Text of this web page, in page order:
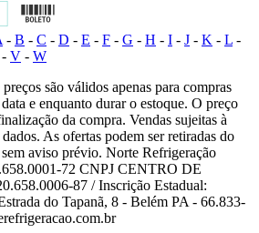
- B - C - D - E - F - G - H - I - J - K - L -
- V - W
são válidos apenas para compras
e enquanto durar o estoque. O preço
da compra. Vendas sujeitas à
As ofertas podem ser retiradas do
aviso prévio. Norte Refrigeração
72 CNPJ CENTRO DE
87 / Inscrição Estadual:
do Tapanã, 8 - Belém PA - 66.833-